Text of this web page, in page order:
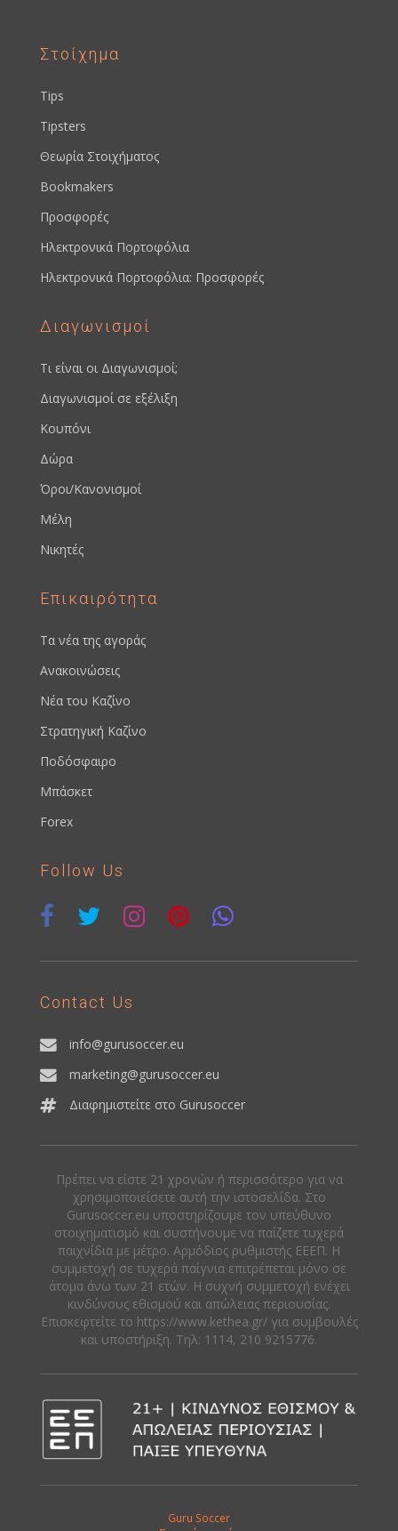
Στοίχημα
Tips
Tipsters
Θεωρία Στοιχήματος
Bookmakers
Προσφορές
Ηλεκτρονικά Πορτοφόλια
Ηλεκτρονικά Πορτοφόλια: Προσφορές
Διαγωνισμοί
Τι είναι οι Διαγωνισμοί;
Διαγωνισμοί σε εξέλιξη
Κουπόνι
Δώρα
Όροι/Κανονισμοί
Μέλη
Νικητές
Επικαιρότητα
Τα νέα της αγοράς
Ανακοινώσεις
Νέα του Καζίνο
Στρατηγική Καζίνο
Ποδόσφαιρο
Μπάσκετ
Forex
Follow Us
Contact Us
info@gurusoccer.eu
marketing@gurusoccer.eu
Διαφημιστείτε στο Gurusoccer
Πρέπει να είστε 21 χρονών ή περισσότερο για να
χρησιμοποιείσετε αυτή την ιστοσελίδα. Στο
Gurusoccer.eu υποστηρίζουμε τον υπεύθυνο
στοιχηματισμό και συστήνουμε να παίζετε τυχερά
παιχνίδια με μέτρο. Αρμόδιος ρυθμιστής ΕΕΕΠ. Η
συμμετοχή σε τυχερά παίγνια επιτρέπεται μόνο σε
άτομα άνω των 21 ετών. Η συχνή συμμετοχή ενέχει
κινδύνους εθισμού και απώλειας περιουσίας.
Eπισκεφτείτε το https://www.kethea.gr/ για συμβουλές
και υποστήριξη. Tηλ: 1114, 210 9215776.
Guru Soccer